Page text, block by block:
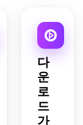
다
운
로
드
가